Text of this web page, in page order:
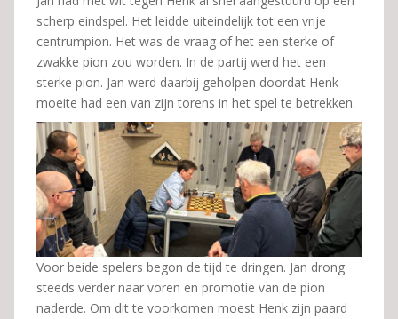
scherp eindspel. Het leidde uiteindelijk tot een vrije
centrumpion. Het was de vraag of het een sterke of
zwakke pion zou worden. In de partij werd het een
sterke pion. Jan werd daarbij geholpen doordat Henk
moeite had een van zijn torens in het spel te betrekken.
Voor beide spelers begon de tijd te dringen. Jan drong
steeds verder naar voren en promotie van de pion
naderde. Om dit te voorkomen moest Henk zijn paard